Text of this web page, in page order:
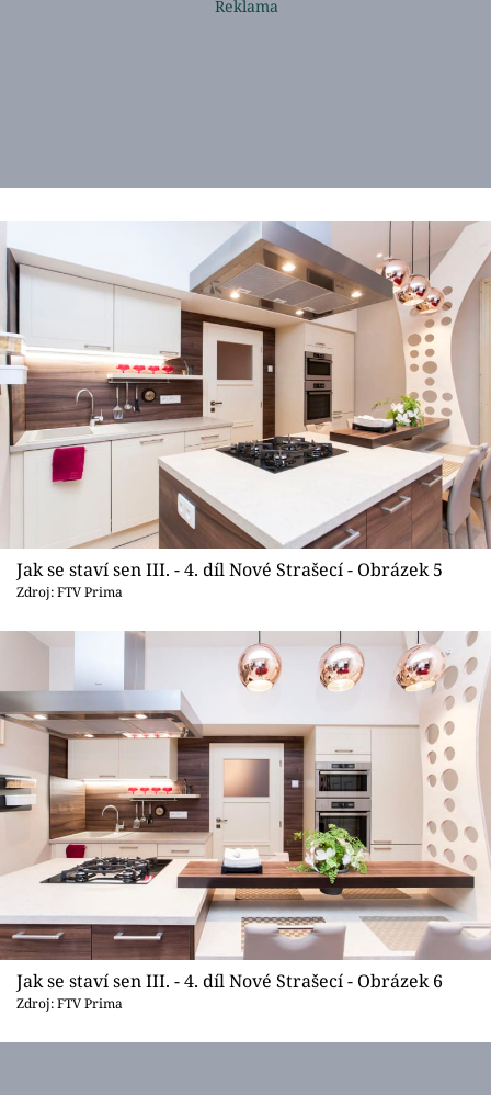
Jak se staví sen III. - 4. díl Nové Strašecí - Obrázek 5
Zdroj: FTV Prima
Jak se staví sen III. - 4. díl Nové Strašecí - Obrázek 6
Zdroj: FTV Prima